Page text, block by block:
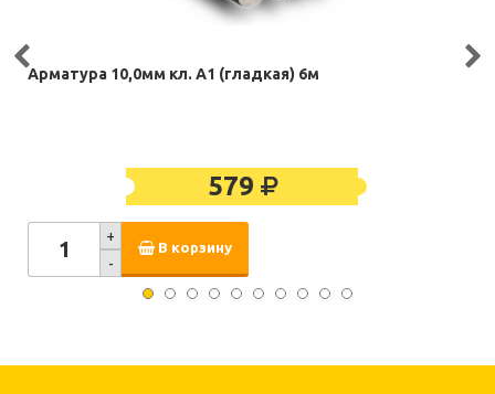
Арматура 10,0мм кл. А1 (гладкая) 6м
579
+
-
В корзину